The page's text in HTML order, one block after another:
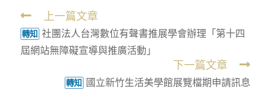
Read
more
articles
上一篇文章
轉知 社團法人台灣數位有聲書推展學會辦理「第十四
屆網站無障礙宣導與推廣活動」
下一篇文章
轉知 國立新竹生活美學館展覽檔期申請訊息